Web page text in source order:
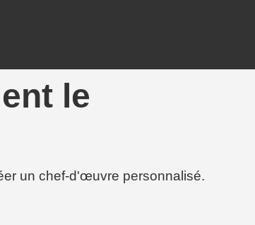
le
un chef-d'œuvre personnalisé.